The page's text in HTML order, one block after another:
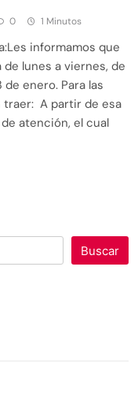
0 1 Minutos
informamos que
lunes a viernes, de
de enero. Para las
traer: A partir de esa
atención, el cual
Buscar